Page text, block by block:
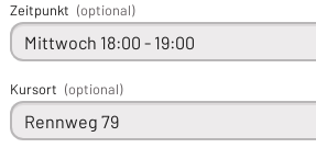
Zeitpunkt (optional)
Kursort (optional)